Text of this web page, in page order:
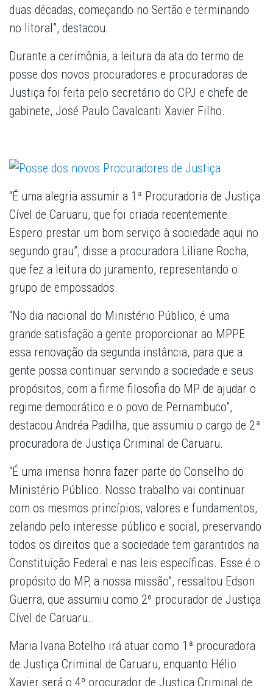
duas décadas, começando no Sertão e terminando
no litoral”, destacou.
Durante a cerimônia, a leitura da ata do termo de
posse dos novos procuradores e procuradoras de
Justiça foi feita pelo secretário do CPJ e chefe de
gabinete, José Paulo Cavalcanti Xavier Filho.
“É uma alegria assumir a 1ª Procuradoria de Justiça
Cível de Caruaru, que foi criada recentemente.
Espero prestar um bom serviço à sociedade aqui no
segundo grau”, disse a procuradora Liliane Rocha,
que fez a leitura do juramento, representando o
grupo de empossados.
“No dia nacional do Ministério Público, é uma
grande satisfação a gente proporcionar ao MPPE
essa renovação da segunda instância, para que a
gente possa continuar servindo a sociedade e seus
propósitos, com a firme filosofia do MP de ajudar o
regime democrático e o povo de Pernambuco”,
destacou Andréa Padilha, que assumiu o cargo de 2ª
procuradora de Justiça Criminal de Caruaru.
“É uma imensa honra fazer parte do Conselho do
Ministério Público. Nosso trabalho vai continuar
com os mesmos princípios, valores e fundamentos,
zelando pelo interesse público e social, preservando
todos os direitos que a sociedade tem garantidos na
Constituição Federal e nas leis específicas. Esse é o
propósito do MP, a nossa missão”, ressaltou Edson
Guerra, que assumiu como 2º procurador de Justiça
Cível de Caruaru.
Maria Ivana Botelho irá atuar como 1ª procuradora
de Justiça Criminal de Caruaru, enquanto Hélio
Xavier será o 4º procurador de Justiça Criminal de